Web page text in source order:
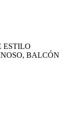
ESTILO
BALCÓN